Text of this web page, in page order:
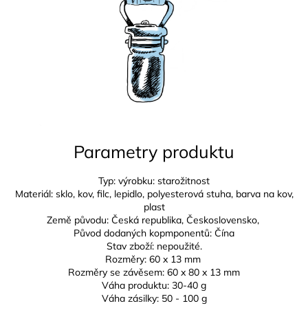
Parametry produktu
Typ: výrobku: starožitnost
Materiál: sklo, kov, filc, lepidlo, polyesterová stuha, barva na kov,
plast
Země původu: Česká republika, Československo,
Původ dodaných kopmponentů: Čína
Stav zboží: nepoužité.
Rozměry: 60 x 13 mm
Rozměry se závěsem: 60 x 80 x 13 mm
Váha produktu: 30-40 g
Váha zásilky: 50 - 100 g